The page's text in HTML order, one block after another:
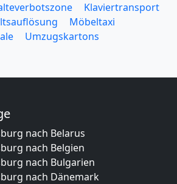
Klaviertransport
Möbeltaxi
Umzugskartons
nach Belarus
nach Belgien
nach Bulgarien
nach Dänemark